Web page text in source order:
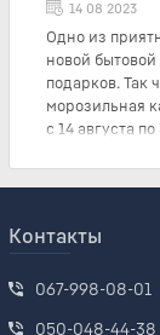
14 08 2023
Одно из
новой
подарков. Так
морозильная
с 14 августа
Контакты
067-998-08-01
050-048-44-38